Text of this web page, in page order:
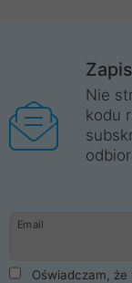
Nie
kodu
Email
Oświadczam,